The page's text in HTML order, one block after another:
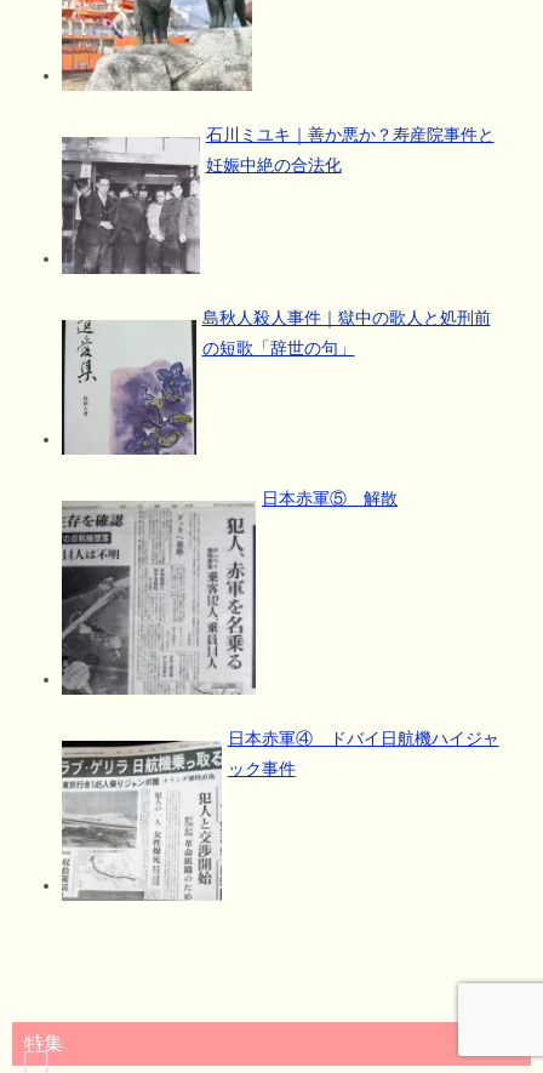
石川ミユキ｜善か悪か？寿産院事件と
妊娠中絶の合法化
島秋人殺人事件｜獄中の歌人と処刑前
の短歌「辞世の句」
日本赤軍⑤ 解散
日本赤軍④ ドバイ日航機ハイジャ
ック事件
特集